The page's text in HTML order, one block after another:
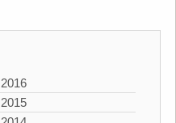
2016
2015